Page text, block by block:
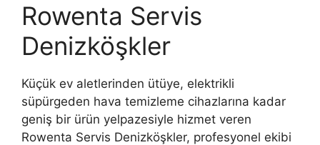
Rowenta Servis
Denizköşkler
Küçük ev aletlerinden ütüye, elektrikli
süpürgeden hava temizleme cihazlarına kadar
geniş bir ürün yelpazesiyle hizmet veren
Rowenta Servis Denizköşkler, profesyonel ekibi